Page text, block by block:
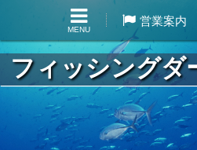
MENU
営業案内
フィッシングダ